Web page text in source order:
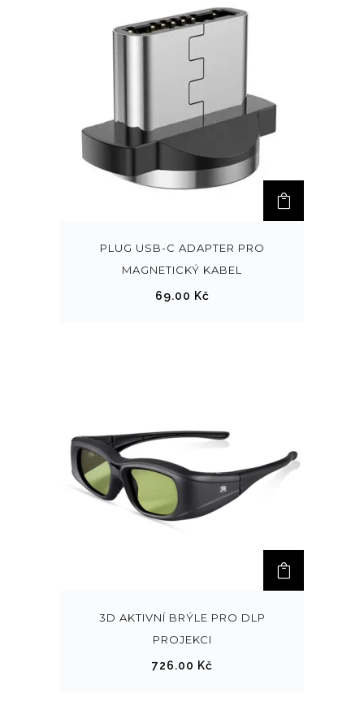
PLUG USB-C ADAPTER PRO
MAGNETICKÝ KABEL
69.00 Kč
3D AKTIVNÍ BRÝLE PRO DLP
PROJEKCI
726.00 Kč